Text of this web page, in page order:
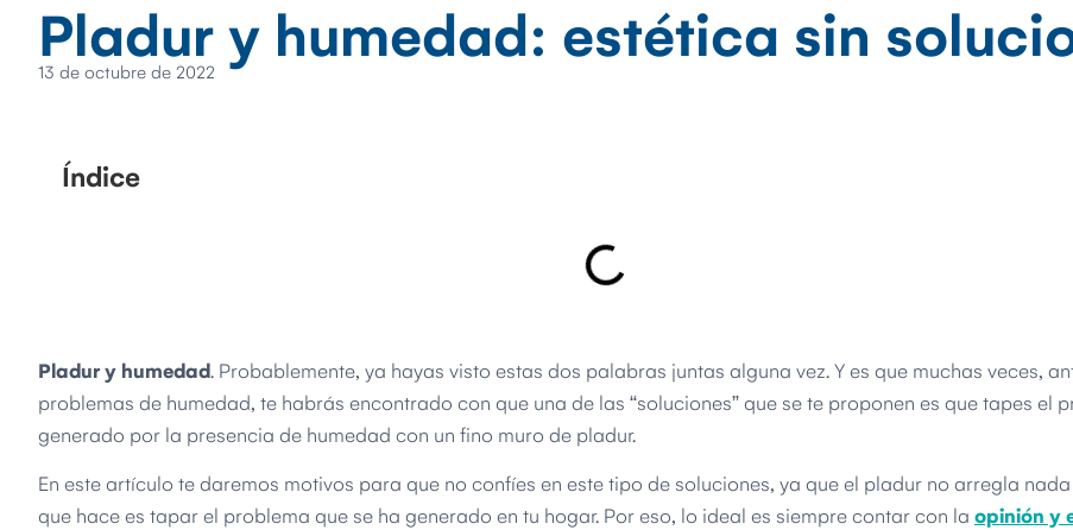
Pladur y humedad: estética sin
13 de octubre de 2022
Índice
Pladur y humedad. Probablemente, ya hayas visto estas dos palabras juntas alguna vez. Y es que muchas veces,
problemas de humedad, te habrás encontrado con que una de las “soluciones” que se te proponen es que tapes el
generado por la presencia de humedad con un fino muro de pladur.
En este artículo te daremos motivos para que no confíes en este tipo de soluciones, ya que el pladur no arregla
que hace es tapar el problema que se ha generado en tu hogar. Por eso, lo ideal es siempre contar con la opinión y